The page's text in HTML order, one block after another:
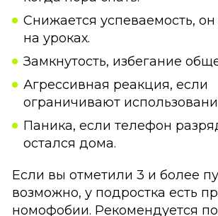
Снижается успеваемость, он
на уроках.
Замкнутость, избегание
Агрессивная реакция, если
ограничивают
Паника, если телефон
остался дома.
Если вы отметили 3 и более
возможно, у подростка есть
номофобии. Рекомендуется